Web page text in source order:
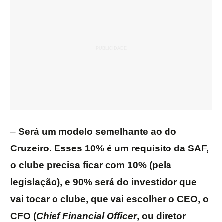
– Será um modelo semelhante ao do
Cruzeiro. Esses 10% é um requisito da SAF,
o clube precisa ficar com 10% (pela
legislação), e 90% será do investidor que
vai tocar o clube, que vai escolher o CEO, o
CFO (Chief Financial Officer, ou diretor